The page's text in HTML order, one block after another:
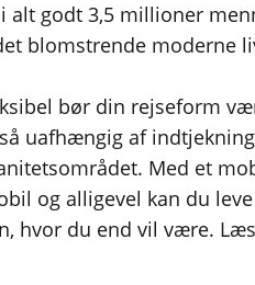
godt 3,5 millioner
blomstrende moderne
bør din rejseform
uafhængig af
Med et
og alligevel kan du
hvor du end vil være.